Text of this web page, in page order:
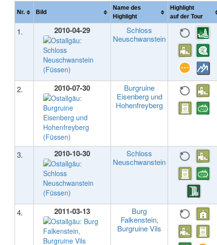
Nr. Bild
Name des
Highlight
Highlight
auf der Tour
1. 2010-04-29
Schloss
Neuschwanstein
2. 2010-07-30
Burgruine
Eisenberg und
Hohenfreyberg
3. 2010-10-30
Schloss
Neuschwanstein
4. 2011-03-13
Burg
Falkenstein,
Burgruine Vils